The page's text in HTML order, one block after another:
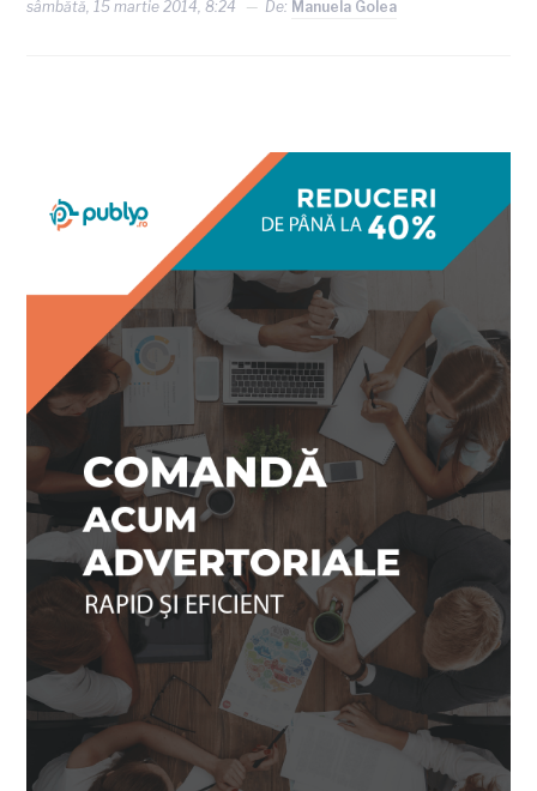
sâmbătă, 15 martie 2014, 8:24 De: Manuela Golea